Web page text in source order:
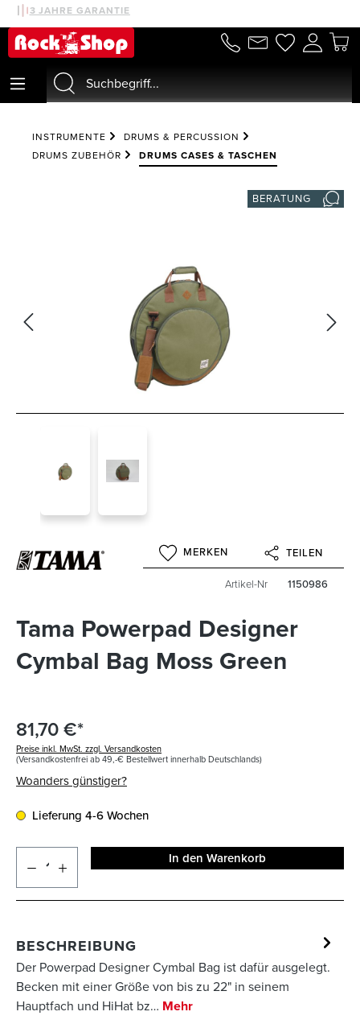
springen
3 JAHRE GARANTIE
30 TAGE MONEYBACK
INSTRUMENTE
DRUMS & PERCUSSION
DRUMS ZUBEHÖR
DRUMS CASES & TASCHEN
BERATUNG
MERKEN TEILEN
Artikel-Nr 1150986
Tama Powerpad Designer
Cymbal Bag Moss Green
81,70 €*
Preise inkl. MwSt. zzgl. Versandkosten
(Versandkostenfrei ab 49,-€ Bestellwert innerhalb Deutschlands)
Woanders günstiger?
Lieferung 4-6 Wochen
In den Warenkorb
BESCHREIBUNG
Der Powerpad Designer Cymbal Bag ist dafür ausgelegt.
Becken mit einer Größe von bis zu 22" in seinem
Hauptfach und HiHat bz… Mehr